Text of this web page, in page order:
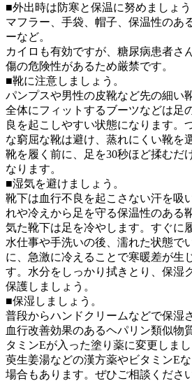
■外出時は防寒と保温に努めましょう
マフラー、手袋、帽子、保温性のあ
ーなど。
カイロも有効ですが、糖尿病患者さ
傷の危険性があるため厳禁です。
■靴に注意しましょう。
パンプスや男性の皮靴など先の細い
全体にフィットするブーツなどは足
良を起こしやすい状態になります。
な窮屈な靴は避け、蒸れにくい靴を
靴を履く前に、足を30秒ほど揉むだ
なります。
■湿気を避けましょう。
靴下は血行不良を起こさない汗を吸
れや冷えから足を守る保温性のある
気た靴下は足を冷やします。すぐに
水仕事や手洗いの後、濡れた状態で
に、急激に冷えることで寒暖差が生
す。 水分をしっかり拭きとり、保湿
保護しましょう。
■保湿 しましょう。
普段からハンドクリームなどで保湿
血行改善効果のあるヘパリン類似物
タミンEが入った塗り薬に変更しま
萸生姜湯などの漢方薬やビタミンE
場合もあります。ぜひご相談ください